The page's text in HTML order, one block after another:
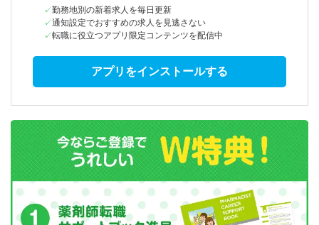
勤務地別の新着求人を毎日更新
通知設定でおすすめの求人を見逃さない
転職に役立つアプリ限定コンテンツを配信中
アプリをインストールする